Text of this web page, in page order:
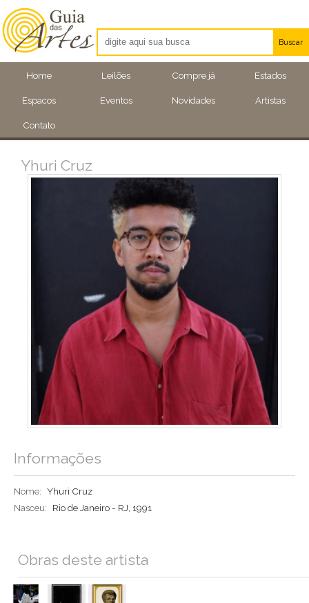
Home Leilões Compre já Estados
Espacos Eventos Novidades Artistas
Contato
Buscar
Artistas
Eventos
Yhuri Cruz
Informações
Nome: Yhuri Cruz
Nasceu:
Rio de Janeiro - RJ, 1991
Obras deste artista